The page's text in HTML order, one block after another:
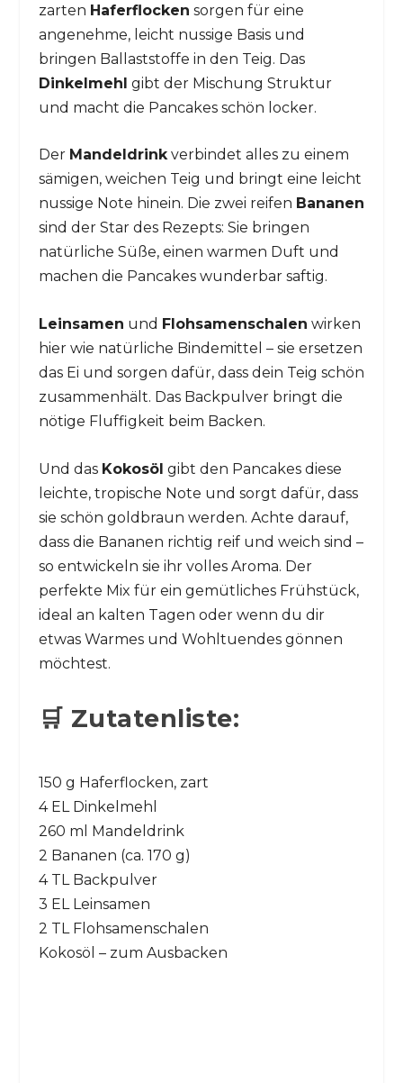
zarten Haferflocken sorgen für eine
angenehme, leicht nussige Basis und
bringen Ballaststoffe in den Teig. Das
Dinkelmehl gibt der Mischung Struktur
und macht die Pancakes schön locker.
Der Mandeldrinkverbindet alles zu einem
sämigen, weichen Teig und bringt eine leicht
nussige Note hinein. Die zwei reifen Bananen
sind der Star des Rezepts: Sie bringen
natürliche Süße, einen warmen Duft und
machen die Pancakes wunderbar saftig.
Leinsamen und Flohsamenschalen wirken
hier wie natürliche Bindemittel – sie ersetzen
das Ei und sorgen dafür, dass dein Teig schön
zusammenhält. Das Backpulver bringt die
nötige Fluffigkeit beim Backen.
Und das Kokosöl gibt den Pancakes diese
leichte, tropische Note und sorgt dafür, dass
sie schön goldbraun werden. Achte darauf,
dass die Bananen richtig reif und weich sind –
so entwickeln sie ihr volles Aroma. Der
perfekte Mix für ein gemütliches Frühstück,
ideal an kalten Tagen oder wenn du dir
etwas Warmes und Wohltuendes gönnen
möchtest.
🛒 Zutatenliste:
150 g Haferflocken, zart
4 EL Dinkelmehl
260 ml Mandeldrink
2 Bananen (ca. 170 g)
4 TL Backpulver
3 EL Leinsamen
2 TL Flohsamenschalen
Kokosöl – zum Ausbacken